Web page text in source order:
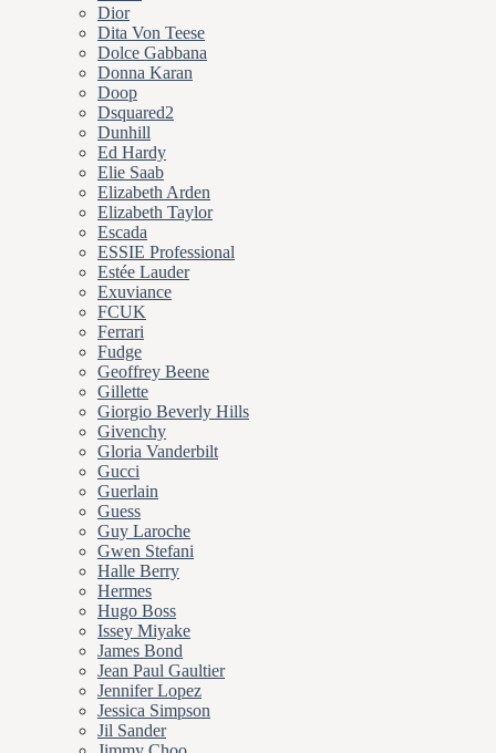
Dior
Dita Von Teese
Dolce Gabbana
Donna Karan
Doop
Dsquared2
Dunhill
Ed Hardy
Elie Saab
Elizabeth Arden
Elizabeth Taylor
Escada
ESSIE Professional
Estée Lauder
Exuviance
FCUK
Ferrari
Fudge
Geoffrey Beene
Gillette
Giorgio Beverly Hills
Givenchy
Gloria Vanderbilt
Gucci
Guerlain
Guess
Guy Laroche
Gwen Stefani
Halle Berry
Hermes
Hugo Boss
Issey Miyake
James Bond
Jean Paul Gaultier
Jennifer Lopez
Jessica Simpson
Jil Sander